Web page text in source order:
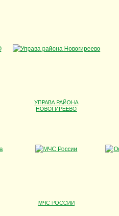
УПРАВА РАЙОНА
НОВОГИРЕЕВО
МЧС РОССИИ